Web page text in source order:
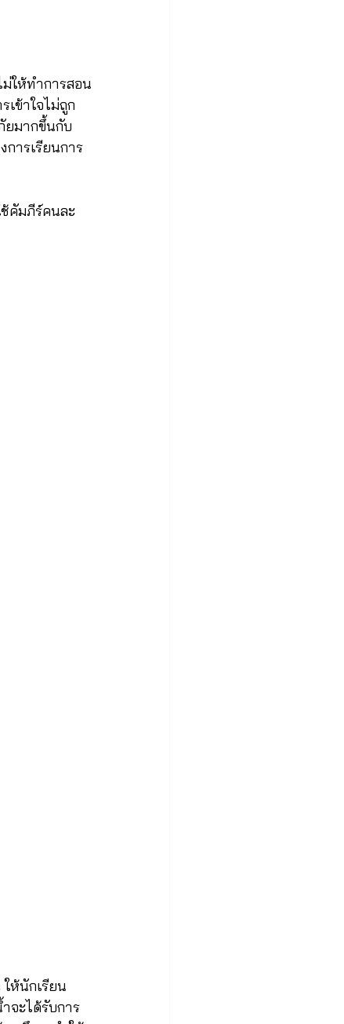
ให้ทำการสอน
เข้าใจไม่ถูก
ยมากขึ้นกับ
ารเรียนการ
คัมภีร์คนละ
ห้นักเรียน
จะได้รับการ